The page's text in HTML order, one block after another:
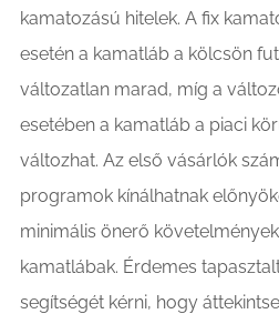
kamatozású hitelek. A fix
esetén a kamatláb a kölcsön
változatlan marad, míg a
esetében a kamatláb a piaci
változhat. Az első vásárlók
programok kínálhatnak
minimális önerő
kamatlábak. Érdemes
segítségét kérni, hogy